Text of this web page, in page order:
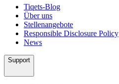
Tiqets-Blog
Über uns
Stellenangebote
Responsible Disclosure Policy
News
Support